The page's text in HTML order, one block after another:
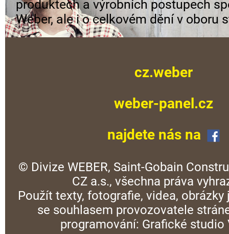
produktech a výrobních postupech
Weber, ale i o celkovém dění v oboru
cz.weber
weber-panel.cz
najdete nás na
© Divize WEBER, Saint-Gobain
CZ a.s., všechna práva
Použít texty, fotografie, videa, obrázky
se souhlasem provozovatele
programování: Grafické studio